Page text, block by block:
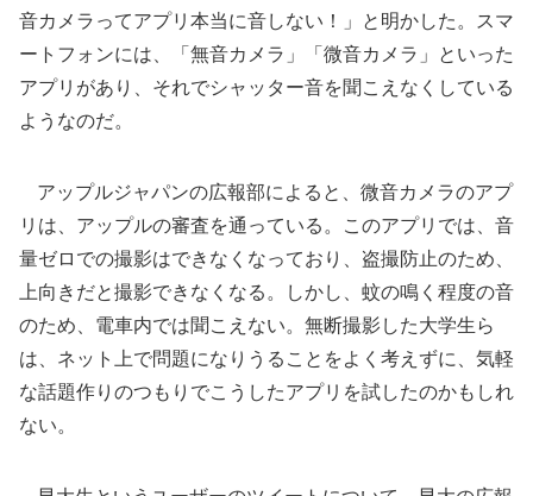
音カメラってアプリ本当に音しない！」と明かした。スマ
ートフォンには、「無音カメラ」「微音カメラ」といった
アプリがあり、それでシャッター音を聞こえなくしている
ようなのだ。
アップルジャパンの広報部によると、微音カメラのアプ
リは、アップルの審査を通っている。このアプリでは、音
量ゼロでの撮影はできなくなっており、盗撮防止のため、
上向きだと撮影できなくなる。しかし、蚊の鳴く程度の音
のため、電車内では聞こえない。無断撮影した大学生ら
は、ネット上で問題になりうることをよく考えずに、気軽
な話題作りのつもりでこうしたアプリを試したのかもしれ
ない。